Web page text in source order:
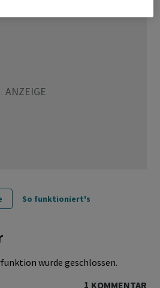
So funktioniert's
wurde geschlossen.
1 KOMMENTAR